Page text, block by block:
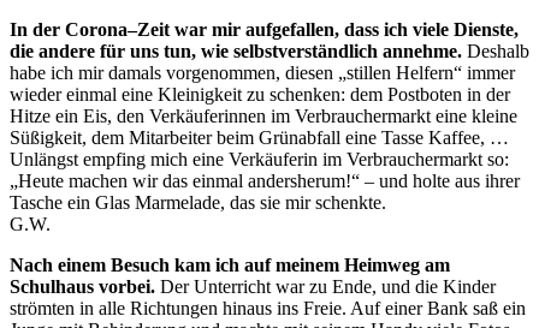
In der Corona–Zeit war mir aufgefallen, dass ich viele Dienste,
die andere für uns tun, wie selbstverständlich annehme. Deshalb
habe ich mir damals vorgenommen, diesen „stillen Helfern“ immer
wieder einmal eine Kleinigkeit zu schenken: dem Postboten in der
Hitze ein Eis, den Verkäuferinnen im Verbrauchermarkt eine kleine
Süßigkeit, dem Mitarbeiter beim Grünabfall eine Tasse Kaffee, …
Unlängst empfing mich eine Verkäuferin im Verbrauchermarkt so:
„Heute machen wir das einmal andersherum!“ – und holte aus ihrer
Tasche ein Glas Marmelade, das sie mir schenkte.
G.W.
Nach einem Besuch kam ich auf meinem Heimweg am
Schulhaus vorbei. Der Unterricht war zu Ende, und die Kinder
strömten in alle Richtungen hinaus ins Freie. Auf einer Bank saß ein